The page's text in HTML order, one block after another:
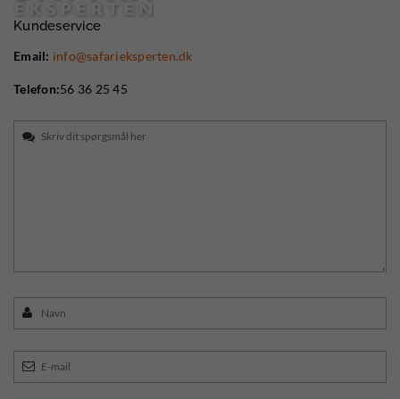
Kundeservice
Email: info@safarieksperten.dk
Telefon:56 36 25 45